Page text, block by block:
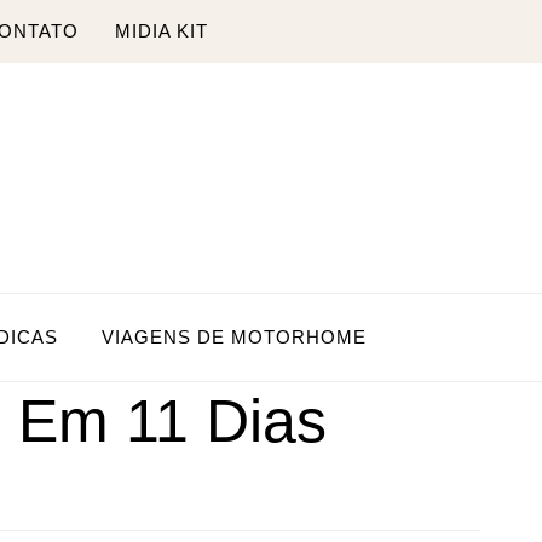
MIDIA KIT
VIAGENS DE MOTORHOME
11 Dias